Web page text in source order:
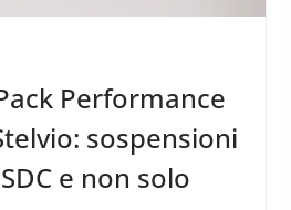
Performance
sospensioni
e non solo